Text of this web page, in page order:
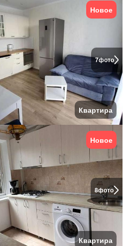
7фото
Новое
Квартира
8фото
Новое
Квартира